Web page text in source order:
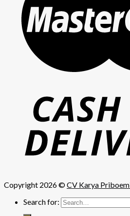
Copyright 2026 ©CV Karya
Search for: